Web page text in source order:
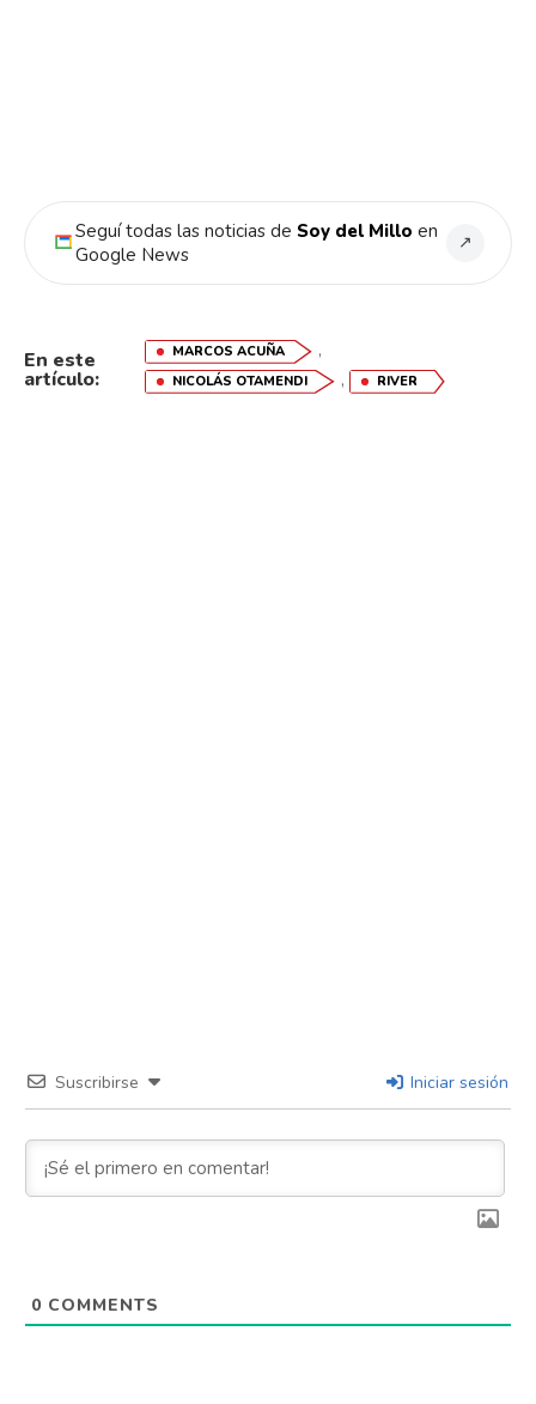
Seguí todas las noticias de Soy del Millo en
Google News
↗
En este
artículo:
MARCOS ACUÑA ,
NICOLÁS OTAMENDI , RIVER
Suscribirse Iniciar sesión
0 COMMENTS